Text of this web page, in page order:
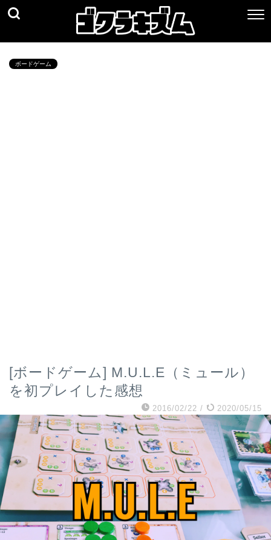
ボードゲーム
[ボードゲーム] M.U.L.E（ミュール）
を初プレイした感想
2016/02/22 / 2020/05/15